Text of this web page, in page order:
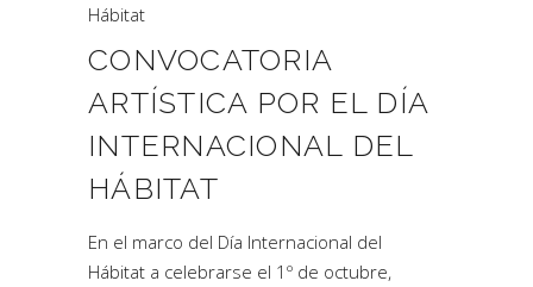
Hábitat
CONVOCATORIA
ARTÍSTICA POR EL DÍA
INTERNACIONAL DEL
HÁBITAT
En el marco del Día Internacional del
Hábitat a celebrarse el 1º de octubre,